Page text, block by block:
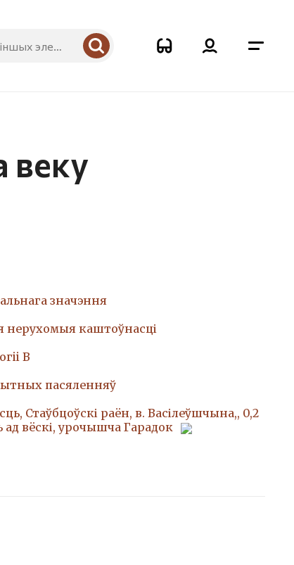
веку
значэння
каштоўнасці
В
пасяленняў
Стаўбцоўскі раён, в. Васілеўшчына,, 0,2
ад вёскі, урочышча Гарадок